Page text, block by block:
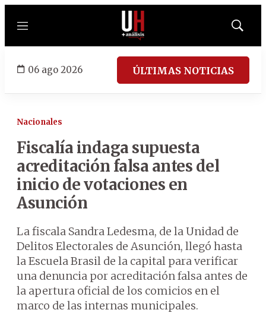
Menú
Mostrar
06 ago 2026 ÚLTIMAS NOTICIAS
Nacionales
Fiscalía indaga supuesta
acreditación falsa antes del
inicio de votaciones en
Asunción
La fiscala Sandra Ledesma, de la Unidad de
Delitos Electorales de Asunción, llegó hasta
la Escuela Brasil de la capital para verificar
una denuncia por acreditación falsa antes de
la apertura oficial de los comicios en el
marco de las internas municipales.